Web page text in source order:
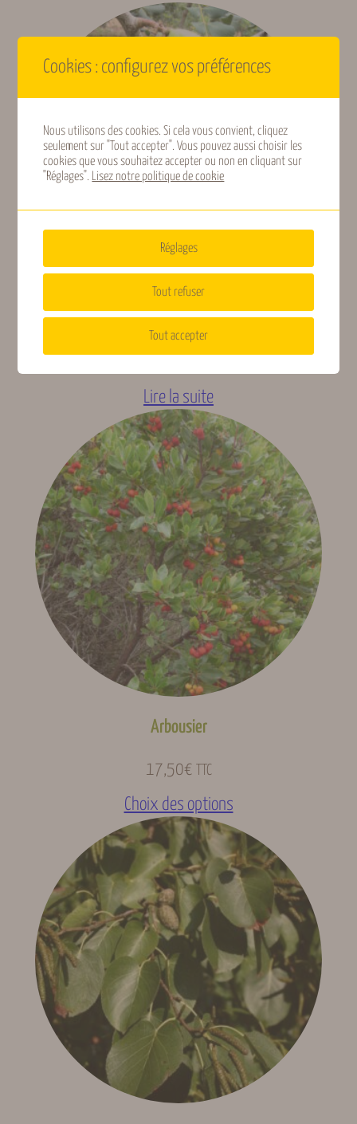
Intérêt
Aromatique,
Origine géographique Europe
Rusticité
Peu rustique (plus
de -5 °C)
Type de sols
Type de plante Buisson
Caroubier
Lire la suite
Arbousier
17,50€ TTC
Choix des options
Cookies : configurez vos préférences
Nous utilisons des cookies. Si cela vous convient, cliquez
seulement sur "Tout accepter". Vous pouvez aussi choisir les
cookies que vous souhaitez accepter ou non en cliquant sur
"Réglages".
Lisez notre politique de cookie
Réglages
Tout refuser
Tout accepter